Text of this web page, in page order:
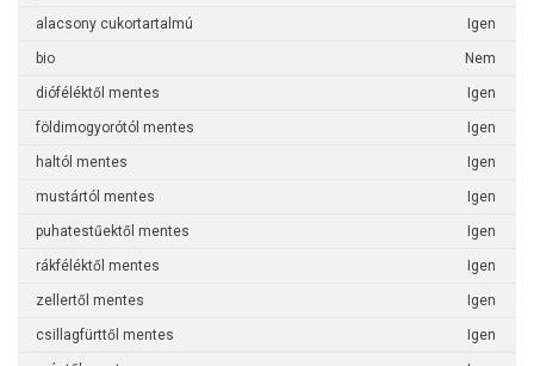
alacsony cukortartalmú Igen
bio Nem
dióféléktől mentes Igen
földimogyorótól mentes Igen
haltól mentes Igen
mustártól mentes Igen
puhatestűektől mentes Igen
rákféléktől mentes Igen
zellertől mentes Igen
csillagfürttől mentes Igen